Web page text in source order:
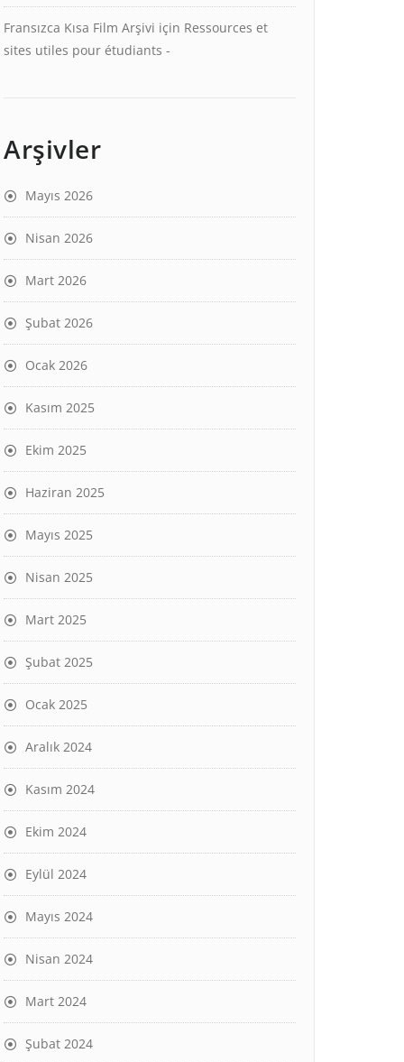
Fransızca Kısa Film Arşivi için Ressources et
sites utiles pour étudiants -
Arşivler
Mayıs 2026
Nisan 2026
Mart 2026
Şubat 2026
Ocak 2026
Kasım 2025
Ekim 2025
Haziran 2025
Mayıs 2025
Nisan 2025
Mart 2025
Şubat 2025
Ocak 2025
Aralık 2024
Kasım 2024
Ekim 2024
Eylül 2024
Mayıs 2024
Nisan 2024
Mart 2024
Şubat 2024